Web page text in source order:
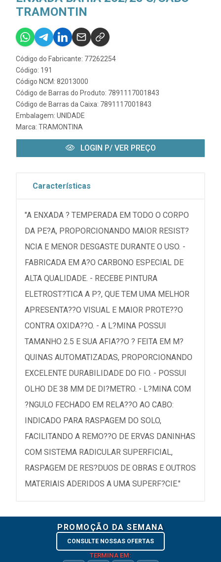
TRAMONTIN
Código do Fabricante: 77262254
Código: 191
Código NCM: 82013000
Código de Barras do Produto: 7891117001843
Código de Barras da Caixa: 7891117001843
Embalagem: UNIDADE
Marca: TRAMONTINA
LOGIN P/ VER PREÇO
Características
"A ENXADA ? TEMPERADA EM TODO O CORPO
DA PE?A, PROPORCIONANDO MAIOR RESIST?
NCIA E MENOR DESGASTE DURANTE O USO. -
FABRICADA EM A?O CARBONO ESPECIAL DE
ALTA QUALIDADE. - RECEBE PINTURA
ELETROST?TICA A P?, QUE TEM UMA MELHOR
APRESENTA??O VISUAL E MAIOR PROTE??O
CONTRA OXIDA??O. - A L?MINA POSSUI
TAMANHO 2.5 E SUA AFIA??O ? FEITA EM M?
QUINAS AUTOMATIZADAS, PROPORCIONANDO
EXCELENTE DURABILIDADE DO FIO. - POSSUI
OLHO DE 38 MM DE DI?METRO. - L?MINA COM
?NGULO FECHADO EM RELA??O AO CABO:
INDICADO PARA RASPAGEM DO SOLO,
FACILITANDO A REMO??O DE ERVAS DANINHAS
COM SISTEMA RADICULAR SUPERFICIAL,
RASPAGEM DE RES?DUOS DE OBRAS E OUTROS
MATERIAIS ADERIDOS A UMA SUPERF?CIE."
PROMOÇÃO DA SEMANA
CONSULTE NOSSAS OFERTAS
TERMINA EM: